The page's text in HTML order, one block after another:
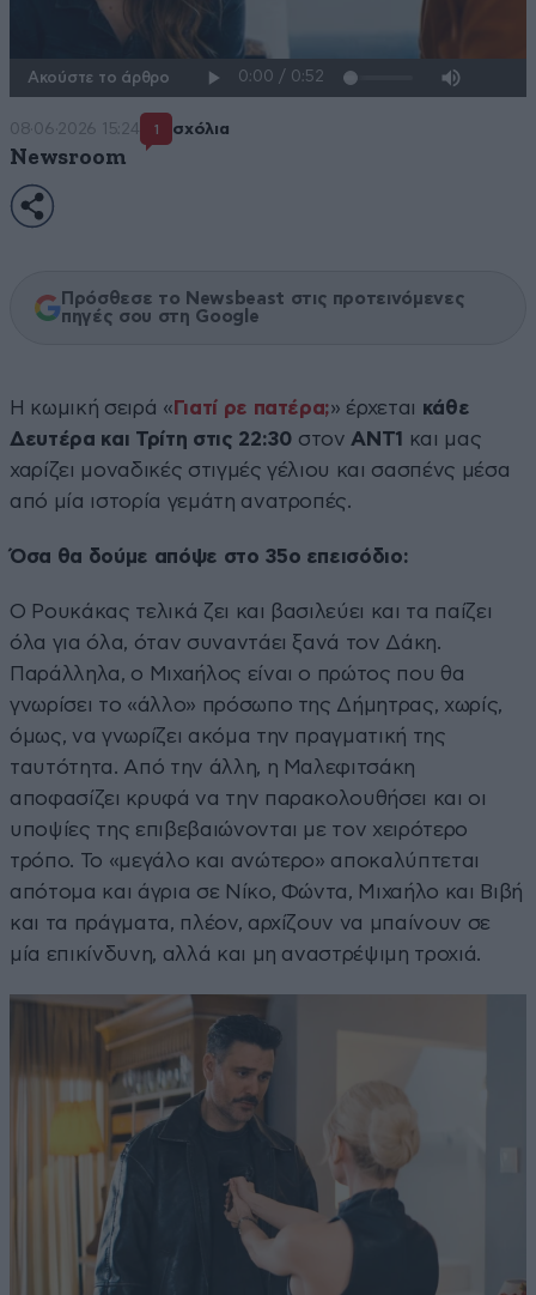
Ακούστε το άρθρο
08·06·2026 15:24 1 σχόλια
Newsroom
Πρόσθεσε το Newsbeast στις προτεινόμενες
πηγές σου στη Google
Η κωμική σειρά « Γιατί ρε πατέρα;» έρχεται κάθε
Δευτέρα και Τρίτη στις 22:30 στον ANT1
και μας
χαρίζει μοναδικές στιγμές γέλιου και σασπένς μέσα
από μία ιστορία γεμάτη ανατροπές.
Όσα θα δούμε απόψε στο 35ο επεισόδιο:
Ο Ρουκάκας τελικά ζει και βασιλεύει και τα παίζει
όλα για όλα, όταν συναντάει ξανά τον Δάκη.
Παράλληλα, ο Μιχαήλος είναι ο πρώτος που θα
γνωρίσει το «άλλο» πρόσωπο της Δήμητρας, χωρίς,
όμως, να γνωρίζει ακόμα την πραγματική της
ταυτότητα. Από την άλλη, η Μαλεφιτσάκη
αποφασίζει κρυφά να την παρακολουθήσει και οι
υποψίες της επιβεβαιώνονται με τον χειρότερο
τρόπο. Το «μεγάλο και ανώτερο» αποκαλύπτεται
απότομα και άγρια σε Νίκο, Φώντα, Μιχαήλο και Βιβή
και τα πράγματα, πλέον, αρχίζουν να μπαίνουν σε
μία επικίνδυνη, αλλά και μη αναστρέψιμη τροχιά.